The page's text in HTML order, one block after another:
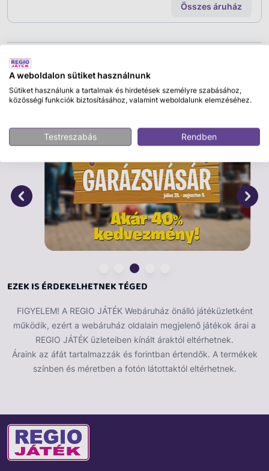
Összes áruház
Leírás
EZEK IS ÉRDEKELHETNEK TÉGED
FIGYELEM! A REGIO JÁTÉK Webáruház önálló játéküzletként
működik, ezért a webáruház oldalain megjelenő játékok árai a
REGIO JÁTÉK üzleteiben kínált áraktól eltérhetnek.
Áraink az áfát tartalmazzák és forintban értendők. A termékek
színben és méretben a fotón látottaktól eltérhetnek.
A weboldalon sütiket használnunk
Sütiket használunk a tartalmak és hirdetések személyre szabásához,
közösségi funkciók biztosításához, valamint weboldalunk elemzéséhez.
Testreszabás Rendben